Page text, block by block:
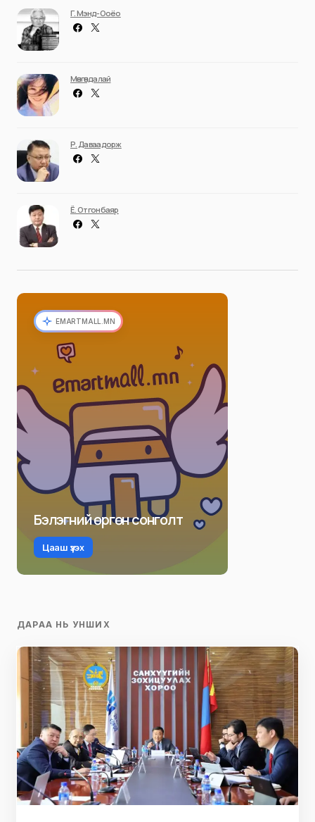
Г. Мэнд-Ооёо
Мөнгөндалай
Р. Даваадорж
Ё. Отгонбаяр
EMARTMALL.MN
Бэлэгний өргөн сонголт
Цааш үзэх
ДАРАА НЬ УНШИХ